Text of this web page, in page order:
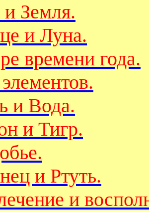
Земля.
и Луна.
времени года.
и Вода.
и Тигр.
и Ртуть.
и